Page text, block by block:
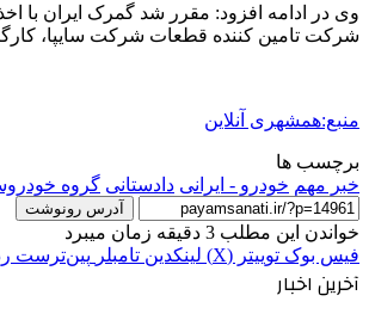
وی در ادامه افزود: مقرر شد گمرک ایران با
شرکت تامین کننده قطعات شرکت سایپا،
منبع:همشهری آنلاین
برچسب ها
خبر مهم خودرو - ایرانی دادستانی گروه
آدرس رونوشت
خواندن این مطلب 3 دقیقه زمان میبرد
فیس بوک توییتر (X) لینکدین ‫تامبلر ‫پین‌ترست
آخرین اخبار